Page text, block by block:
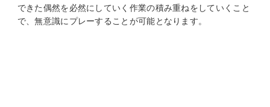
できた偶然を必然にしていく作業の積み重ねをしていくこと
で、無意識にプレーすることが可能となります。